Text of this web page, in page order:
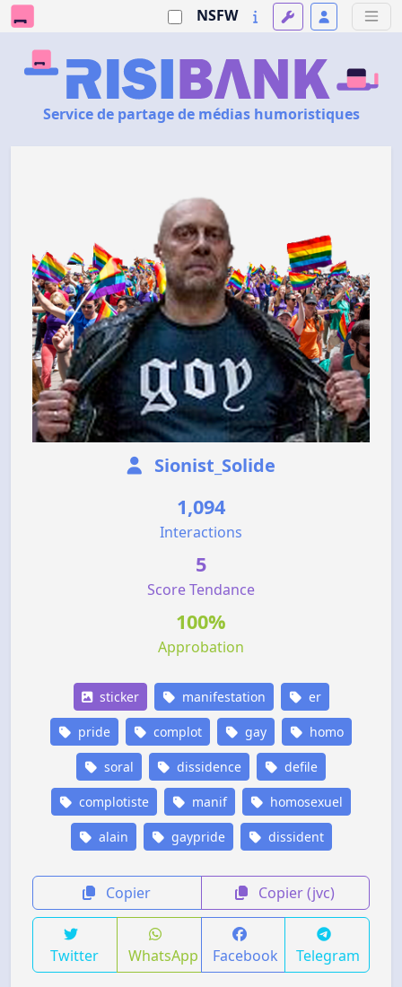
NSFW
Service de partage de médias humoristiques
Sionist_Solide
1,094
Interactions
5
Score Tendance
100%
Approbation
sticker manifestation er
pride complot gay homo
soral dissidence defile
complotiste manif homosexuel
alain gaypride dissident
Copier Copier (jvc)
Twitter WhatsApp Facebook Telegram